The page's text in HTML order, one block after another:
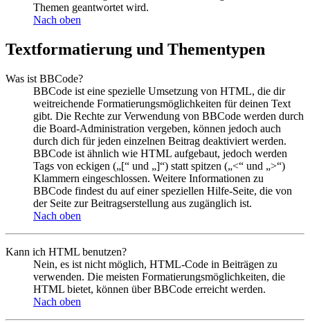
Themen geantwortet wird.
Nach oben
Textformatierung und Thementypen
Was ist BBCode?
BBCode ist eine spezielle Umsetzung von HTML, die dir
weitreichende Formatierungsmöglichkeiten für deinen Text
gibt. Die Rechte zur Verwendung von BBCode werden durch
die Board-Administration vergeben, können jedoch auch
durch dich für jeden einzelnen Beitrag deaktiviert werden.
BBCode ist ähnlich wie HTML aufgebaut, jedoch werden
Tags von eckigen („[“ und „]“) statt spitzen („<“ und „>“)
Klammern eingeschlossen. Weitere Informationen zu
BBCode findest du auf einer speziellen Hilfe-Seite, die von
der Seite zur Beitragserstellung aus zugänglich ist.
Nach oben
Kann ich HTML benutzen?
Nein, es ist nicht möglich, HTML-Code in Beiträgen zu
verwenden. Die meisten Formatierungsmöglichkeiten, die
HTML bietet, können über BBCode erreicht werden.
Nach oben